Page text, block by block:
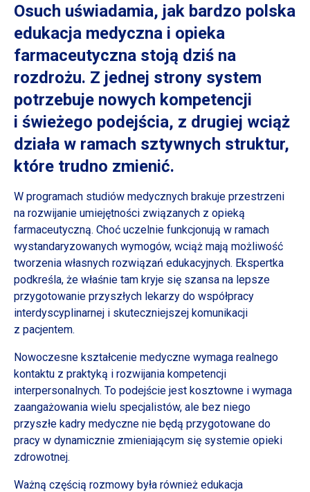
Osuch uświadamia, jak bardzo polska
edukacja medyczna i opieka
farmaceutyczna stoją dziś na
rozdrożu. Z jednej strony system
potrzebuje nowych kompetencji
i świeżego podejścia, z drugiej wciąż
działa w ramach sztywnych struktur,
które trudno zmienić.
W programach studiów medycznych brakuje przestrzeni
na rozwijanie umiejętności związanych z opieką
farmaceutyczną. Choć uczelnie funkcjonują w ramach
wystandaryzowanych wymogów, wciąż mają możliwość
tworzenia własnych rozwiązań edukacyjnych. Ekspertka
podkreśla, że właśnie tam kryje się szansa na lepsze
przygotowanie przyszłych lekarzy do współpracy
interdyscyplinarnej i skuteczniejszej komunikacji
z pacjentem.
Nowoczesne kształcenie medyczne wymaga realnego
kontaktu z praktyką i rozwijania kompetencji
interpersonalnych. To podejście jest kosztowne i wymaga
zaangażowania wielu specjalistów, ale bez niego
przyszłe kadry medyczne nie będą przygotowane do
pracy w dynamicznie zmieniającym się systemie opieki
zdrowotnej.
Ważną częścią rozmowy była również edukacja